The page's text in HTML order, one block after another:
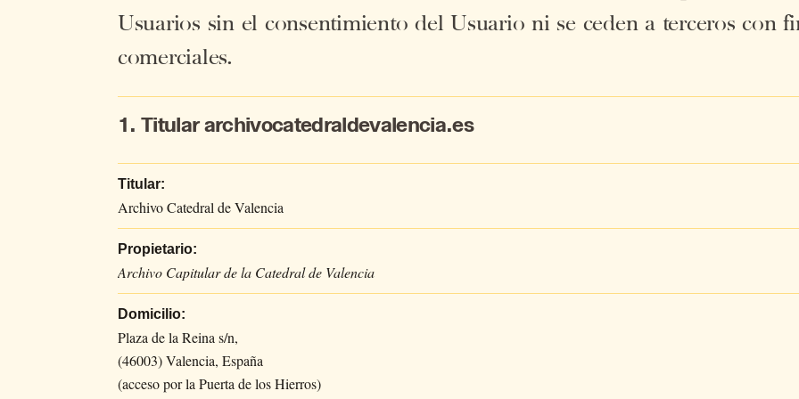
Usua­rios sin el con­sen­ti­mien­to del Usua­rio ni se ce­den a ter­ce­ros con
co­mer­cia­les.
1. Titular archivocatedraldevalencia.es
Titular:
Archivo Catedral de Valencia
Propietario:
Archivo Capitular de la Catedral de Valencia
Domicilio:
Plaza de la Reina s/n,
(46003) Valencia, España
(acceso por la Puerta de los Hierros)